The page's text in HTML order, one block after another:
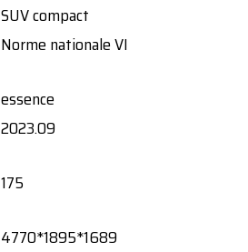
SUV compact
Norme nationale VI
essence
2023.09
175
4770*1895*1689